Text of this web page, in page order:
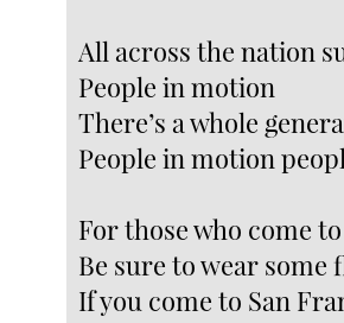
All across the nation
People in motion
There’s a whole
People in motion
For those who come
Be sure to wear
If you come to San